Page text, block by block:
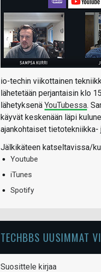
io-techin viikottainen
lähetetään perjantaisin klo
lähetyksenä YouTubessa.
käyvät keskenään läpi
ajankohtaiset tietotekniikka-
Jälkikäteen katseltavissa/
Youtube
iTunes
Spotify
TECHBBS UUSIMMAT
Suosittele kirjaa